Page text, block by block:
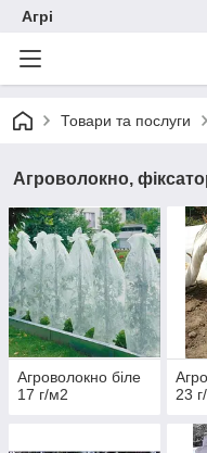
Агрі
Товари та послуги
Агроволокно,
Агроволокно біле
17 г/м2
23